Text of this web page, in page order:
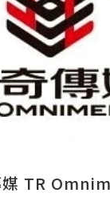
媒 TR